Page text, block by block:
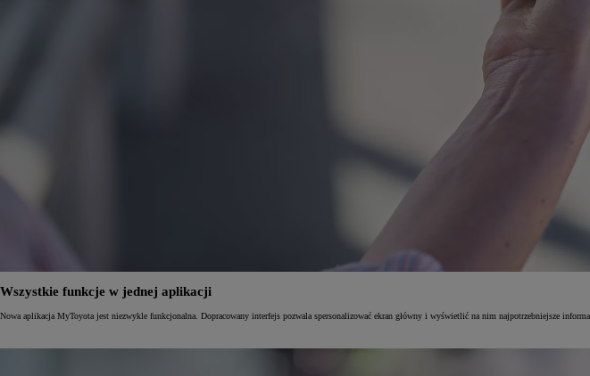
Wszystkie funkcje w jednej aplikacji
Nowa aplikacja MyToyota jest niezwykle funkcjonalna. Dopracowany interfejs pozwala spersonalizować ekran główny i wyświetlić na nim najpotrzebniejsze